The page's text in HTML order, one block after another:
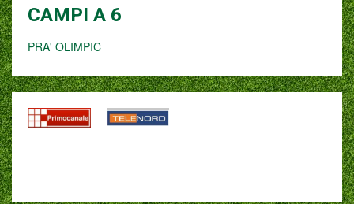
CAMPI A 6
PRA' OLIMPIC